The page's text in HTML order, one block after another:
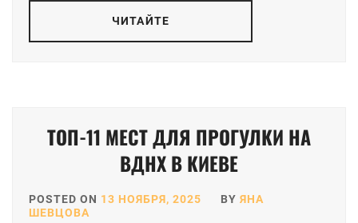
ЧИТАЙТЕ
ТОП-11 МЕСТ ДЛЯ ПРОГУЛКИ НА
ВДНХ В КИЕВЕ
POSTED ON 13 НОЯБРЯ, 2025 BY ЯНА
ШЕВЦОВА